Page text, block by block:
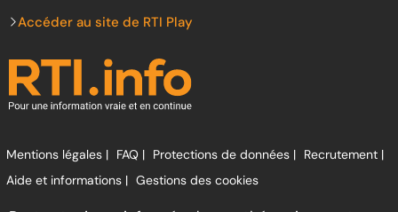
Accéder au site de RTI Play
Mentions légales | FAQ | Protections de données | Recrutement |
Aide et informations | Gestions des cookies